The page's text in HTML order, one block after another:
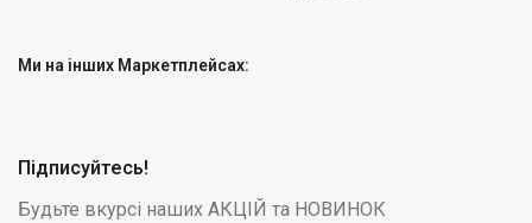
Ми на інших Маркетплейсах:
Підписуйтесь!
Будьте вкурсі наших АКЦІЙ та НОВИНОК